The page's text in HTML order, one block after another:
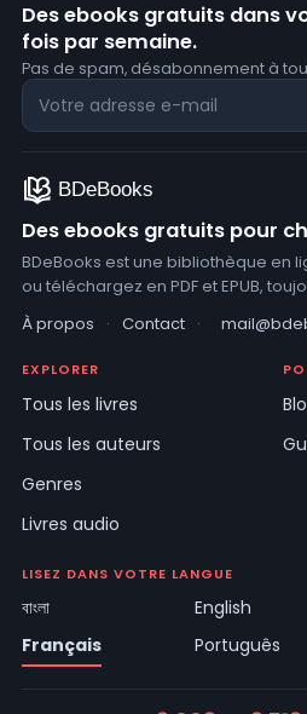
Des ebooks gratuits dans
fois par semaine.
Pas de spam, désabonnement à
Des ebooks gratuits pour
BDeBooks est une bibliothèque en
ou téléchargez en PDF et EPUB,
À propos
· Contact ·
EXPLORER
Tous les livres
Tous les auteurs
Genres
Livres audio
LISEZ DANS VOTRE LANGUE
বাংলা English
Français
Português